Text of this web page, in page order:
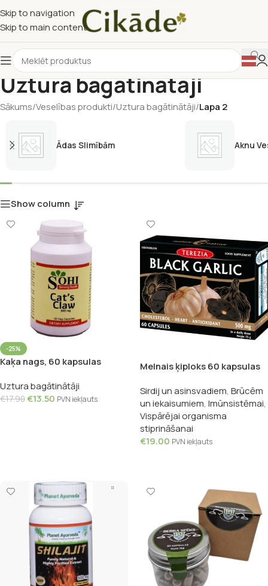
Skip to navigation
Skip to main content
Uztura bagātinātāji
Sākums/Veselības produkti/Uztura bagātinātāji/Lapa 2
Ādas Slimībām Aknu
Show column
-25%
Kaķa nags, 60 kapsulas
Uztura bagātinātāji
€17.90€13.50 PVN iekļauts
Melnais ķiploks 60 kapsulas
Sirdij un asinsvadiem, Brūcēm
un iekaisumiem, Imūnsistēmai,
Vispārējai organisma
stiprināšanai
€19.00 PVN iekļauts